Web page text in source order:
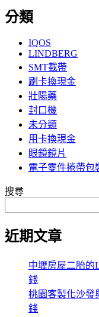
分類
IQOS
LINDBERG
SMT載帶
刷卡換現金
壯陽藥
封口機
未分類
用卡換現金
眼鏡鏡片
電子零件捲帶包
搜尋
近期文章
中壢房屋二胎的
錢
桃園客製化沙發
錢